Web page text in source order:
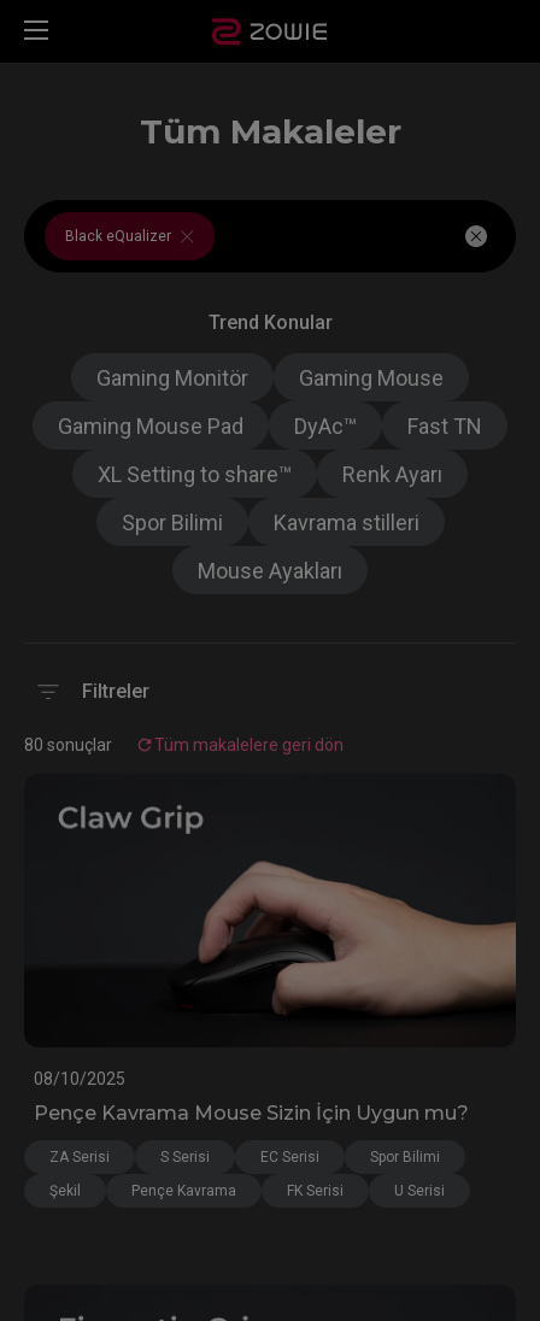
Tüm Makaleler
Black eQualizer
Trend Konular
Gaming Monitör
Gaming Mouse
Gaming Mouse Pad
DyAc™
Fast TN
XL Setting to share™
Renk Ayarı
Spor Bilimi
Kavrama stilleri
Mouse Ayakları
Filtreler
80 sonuçlar Tüm makalelere geri dön
08/10/2025
Pençe Kavrama Mouse Sizin İçin Uygun mu?
ZA Serisi S Serisi EC Serisi
Spor Bilimi
Şekil
Pençe Kavrama FK Serisi U Serisi